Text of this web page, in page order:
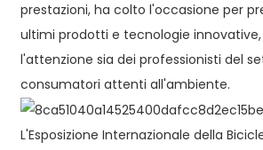
prestazioni, ha colto l'occasione per
ultimi prodotti e tecnologie
l'attenzione sia dei professionisti del
consumatori attenti all'ambiente.
L'Esposizione Internazionale della